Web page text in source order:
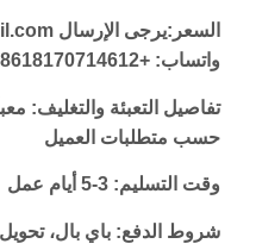
السعر:
واتساب: +8618170714612
تفاصيل التعبئة والتغليف:
حسب متطلبات العميل
وقت التسليم: 3-5 أيام عمل
شروط الدفع: باي بال،